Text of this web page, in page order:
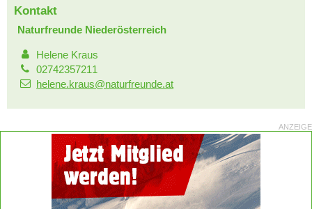
Kontakt
Naturfreunde Niederösterreich
Helene Kraus
02742357211
helene.kraus@naturfreunde.at
ANZEIGE